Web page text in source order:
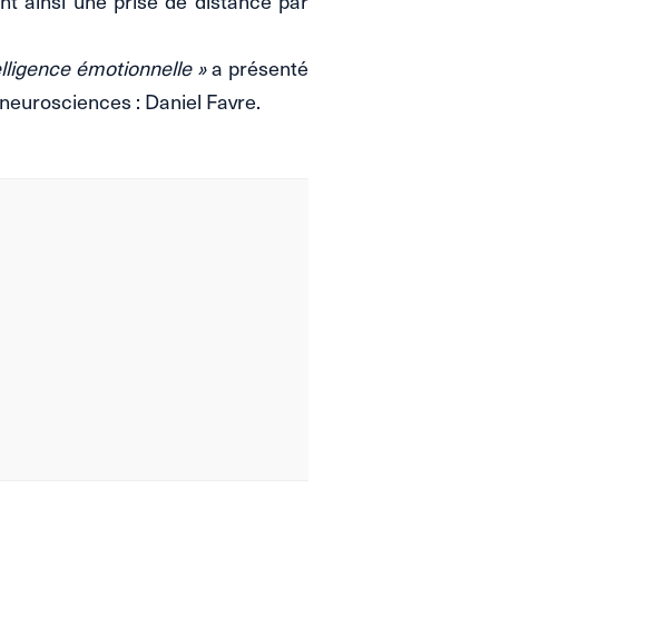
émotionnelle »a présenté
: Daniel Favre.